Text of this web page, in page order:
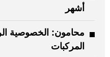
أشهر
محامون: الخصوصية
المركبات